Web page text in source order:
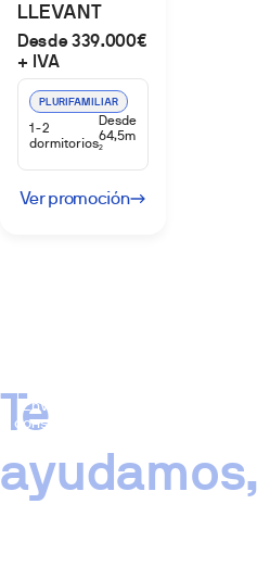
LLEVANT
Desde 339.000€
+ IVA
PLURIFAMILIAR
1-2
dormitorios
Desde
64,5m
2
Ver promoción
Te
ayudamos,
Enviar
consulta